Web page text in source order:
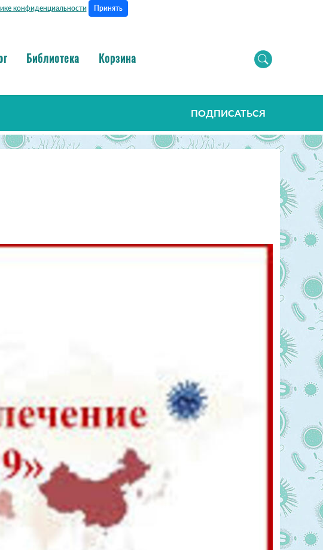
конфиденциальности Принять
Библиотека Корзина
ПОДПИСАТЬСЯ